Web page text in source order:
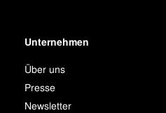
Unternehmen
Über uns
Presse
Newsletter